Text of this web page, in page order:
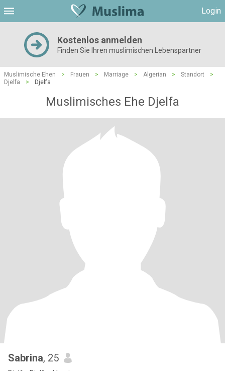
Login
Kostenlos anmelden
Finden Sie Ihren muslimischen Lebenspartner
Muslimische Ehen > Frauen > Marriage > Algerian > Standort
>
Djelfa
> Djelfa
Muslimisches Ehe Djelfa
Sabrina, 25